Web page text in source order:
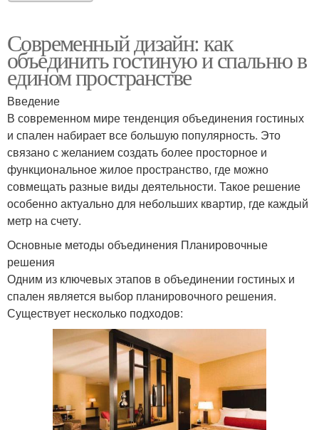
Современный дизайн: как
объединить гостиную и спальню в
едином пространстве
Введение
В современном мире тенденция объединения гостиных
и спален набирает все большую популярность. Это
связано с желанием создать более просторное и
функциональное жилое пространство, где можно
совмещать разные виды деятельности. Такое решение
особенно актуально для небольших квартир, где каждый
метр на счету.
Основные методы объединения Планировочные
решения
Одним из ключевых этапов в объединении гостиных и
спален является выбор планировочного решения.
Существует несколько подходов: